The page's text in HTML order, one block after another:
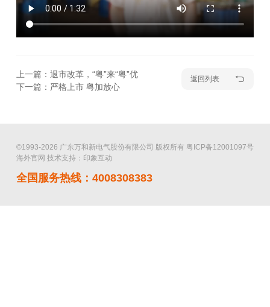
上一篇：退市改革，“粤”来“粤”优
下一篇：严格上市 粤加放心
返回列表
©1993-2026 广东万和新电气股份有限公司 版权所有 粤ICP备12001097号
海外官网 技术支持：印象互动
全国服务热线：4008308383